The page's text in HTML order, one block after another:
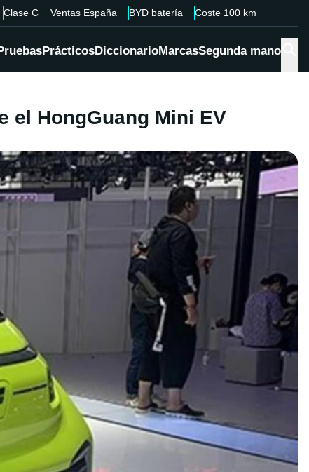
Clase C Ventas España BYD batería Coste 100 km
PrácticosDiccionarioMarcasSegunda mano
el HongGuang Mini EV